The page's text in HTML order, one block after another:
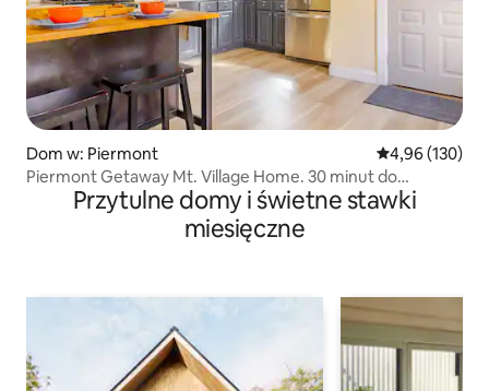
Dom w: Piermont Średnia
4,96 (130)
Piermont Getaway Mt. Village Home. 30 minut do
Nowego Jorku
Przytulne domy i świetne stawki
miesięczne